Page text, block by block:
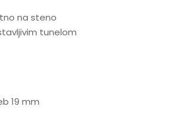
na steno
tunelom
19 mm